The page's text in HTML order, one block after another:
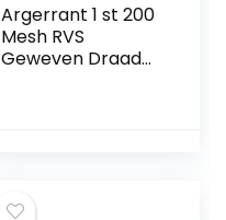
Argerrant 1 st 200
Mesh RVS
Geweven Draad